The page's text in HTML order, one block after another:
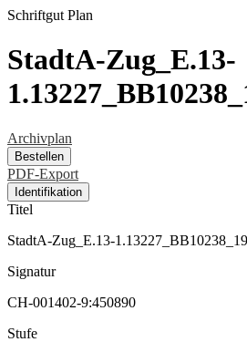
Schriftgut Plan
StadtA-Zug_E.13-
Archivplan
Bestellen
PDF-Export
Identifikation
Titel
StadtA-Zug_E.13-
Signatur
CH-001402-9:450890
Stufe